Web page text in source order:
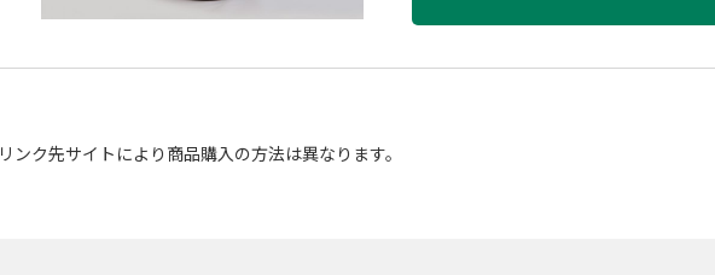
リンク先サイトにより商品購入の方法は異なります。